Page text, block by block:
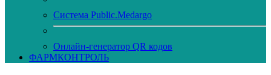
Система Public.Medargo
Онлайн-генератор QR кодов
ФАРМКОНТРОЛЬ